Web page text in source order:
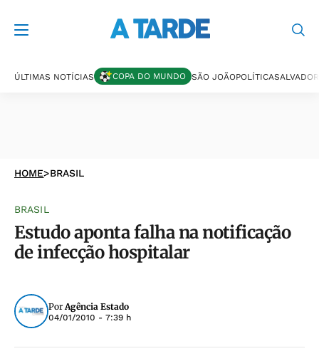
ÚLTIMAS NOTÍCIAS COPA DO MUNDO SÃO JOÃOPOLÍTICASALVADOR
HOME>BRASIL
BRASIL
Estudo aponta falha na notificação
de infecção hospitalar
PorAgência Estado
04/01/2010 - 7:39 h